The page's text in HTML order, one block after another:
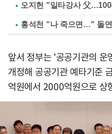
오지헌 "일타강사 父
홍석천 "나 죽으면…" 돌
앞서 정부는 '공공기관의
개정해 공공기관 예타기준
억원에서 2000억원으로 상